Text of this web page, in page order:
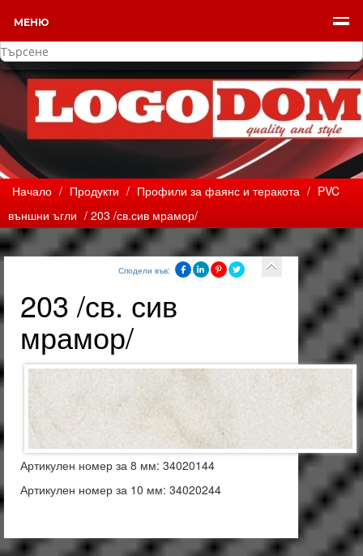
МЕНЮ
Начало / Продукти / Профили за фаянс и теракота / PVC
външни ъгли / 203 /св.сив мрамор/
Сподели във:
203 /св. сив
мрамор/
Артикулен номер за 8 мм: 34020144
Артикулен номер за 10 мм: 34020244